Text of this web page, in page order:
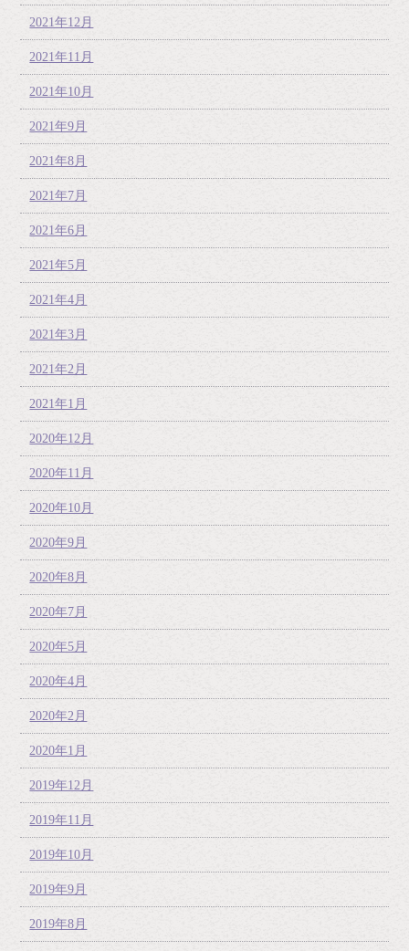
2021年12月
2021年11月
2021年10月
2021年9月
2021年8月
2021年7月
2021年6月
2021年5月
2021年4月
2021年3月
2021年2月
2021年1月
2020年12月
2020年11月
2020年10月
2020年9月
2020年8月
2020年7月
2020年5月
2020年4月
2020年2月
2020年1月
2019年12月
2019年11月
2019年10月
2019年9月
2019年8月